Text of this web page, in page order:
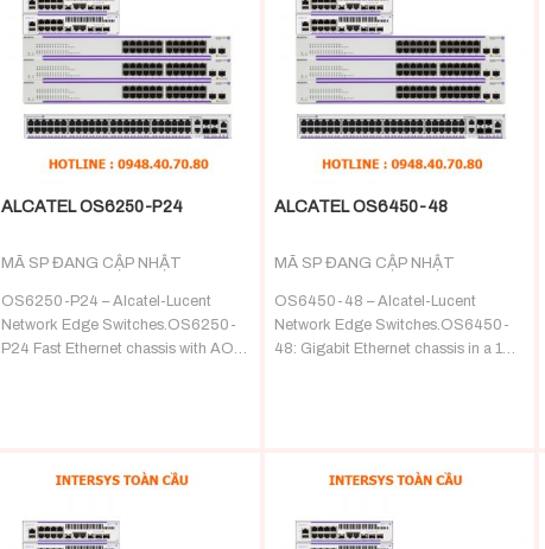
ALCATEL OS6250-P24
MÃ SP ĐANG CẬP NHẬT
OS6250-P24 – Alcatel-Lucent
Network Edge Switches.OS6250-
P24 Fast Ethernet chassis with AOS
ALCATEL OS6450-48
MÃ SP ĐANG CẬP NHẬT
OS6450-48 – Alcatel-Lucent
Network Edge Switches.OS6450-
48: Gigabit Ethernet chassis in a 1U